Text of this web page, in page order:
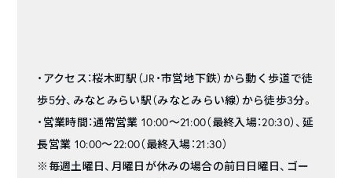
・アクセス：桜木町駅（JR・市営地下鉄）から動く歩道で徒
歩5分、みなとみらい駅（みなとみらい線）から徒歩3分。
・営業時間：通常営業 10:00～21:00（最終入場：20:30）、延
長営業 10:00～22:00（最終入場：21:30）
※毎週土曜日、月曜日が休みの場合の前日日曜日、ゴー